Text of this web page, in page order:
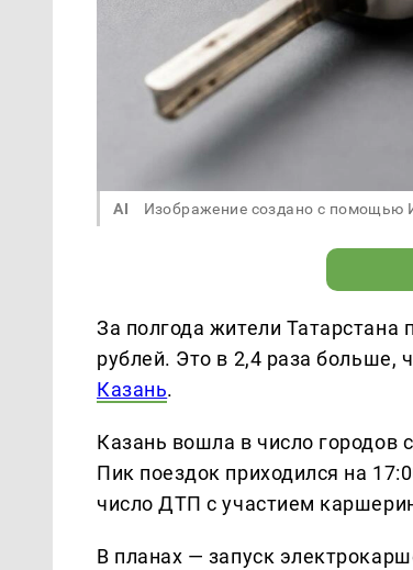
AI Изображение создано с помощью
За полгода жители Татарстана
рублей. Это в 2,4 раза больше,
Казань.
Казань вошла в число
Пик поездок приходился на
число ДТП с участием
В планах — запуск